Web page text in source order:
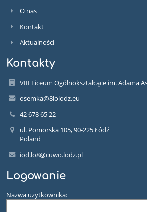
O nas
Kontakt
Aktualności
Kontakty
VIII Liceum Ogólnokształcące im. Adama
osemka@8lolodz.eu
42 678 65 22
ul. Pomorska 105, 90-225 Łódź
Poland
iod.lo8@cuwo.lodz.pl
Logowanie
Nazwa użytkownika: